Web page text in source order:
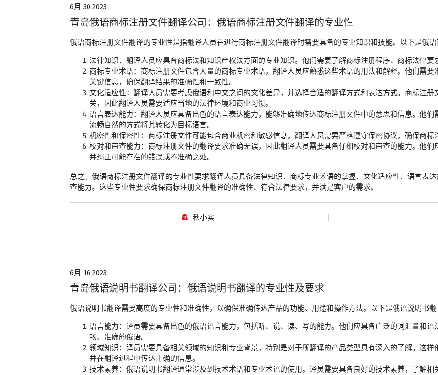
6月 30 2023
青岛俄语商标注册文件翻译公司：俄语商标注册文件翻译的专业性
俄语商标注册文件翻译的专业性是指翻译人员在进行商标注册文件翻译时需要具备的专业知识和技能。以下是俄
法律知识：翻译人员应具备商标法和知识产权法方面的专业知识。他们需要了解商标注册程序、商标法律
商标专业术语：商标注册文件包含大量的商标专业术语，翻译人员应熟悉这些术语的用法和解释。他们需
关键信息，确保翻译结果的准确性和一致性。
文化适应性：翻译人员需要考虑俄语和中文之间的文化差异，并选择合适的翻译方式和表达方式。商标注
关，因此翻译人员需要适应当地的法律环境和商业习惯。
语言表达能力：翻译人员应具备出色的语言表达能力，能够准确地传达商标注册文件中的意思和信息。他
流畅自然的方式将其转化为目标语言。
机密性和保密性：商标注册文件可能包含商业机密和敏感信息，翻译人员需要严格遵守保密协议，确保商标
校对和审查能力：商标注册文件的翻译要求准确无误，因此翻译人员需要具备仔细校对和审查的能力。他
并纠正可能存在的错误或不准确之处。
总之，俄语商标注册文件翻译的专业性要求翻译人员具备法律知识、商标专业术语的掌握、文化适应性、语言表
查能力。这些专业性要求确保商标注册文件翻译的准确性、符合法律要求，并满足客户的需求。
秋小实
6月 16 2023
青岛俄语说明书翻译公司：俄语说明书翻译的专业性及要求
俄语说明书翻译需要高度的专业性和准确性，以确保准确传达产品的功能、用途和操作方法。以下是俄语说明书
语言能力：译员需要具备出色的俄语语言能力，包括听、说、读、写的能力。他们应具备广泛的词汇量和
畅、准确的俄语。
领域知识：译员需要具备相关领域的知识和专业背景，特别是对于所翻译的产品类型具有深入的了解。这
并在翻译过程中传达正确的信息。
技术素养：俄语说明书翻译通常涉及到技术术语和专业术语的使用。译员需要具备良好的技术素养，了解